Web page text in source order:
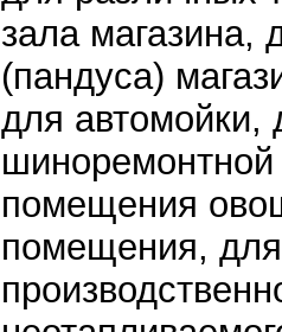
зала магазина,
(пандуса)
для автомойки,
шиноремонтной
помещения
помещения,